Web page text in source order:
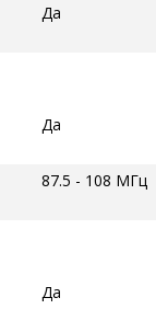
Да
Да
87.5 - 108 МГц
Да